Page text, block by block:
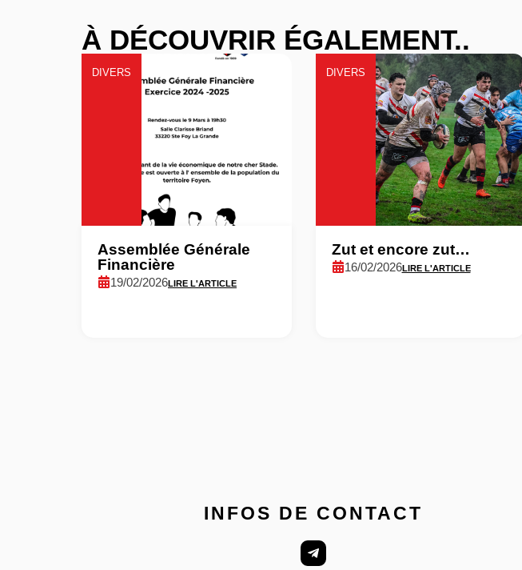
À DÉCOUVRIR ÉGALEMENT..
DIVERS
Assemblée Générale
Financière
19/02/2026LIRE L'ARTICLE
DIVERS
Zut et encore zut…
16/02/2026LIRE L'ARTICLE
INFOS DE CONTACT